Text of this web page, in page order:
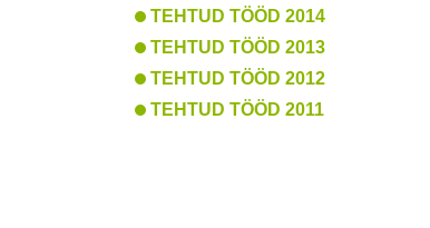
TEHTUD TÖÖD 2014
TEHTUD TÖÖD 2013
TEHTUD TÖÖD 2012
TEHTUD TÖÖD 2011